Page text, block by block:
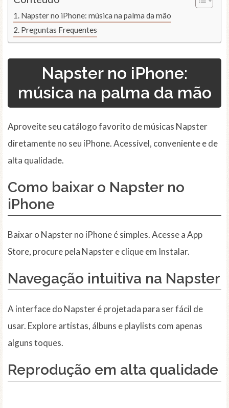
Napster no iPhone: música na palma da mão
Preguntas Frequentes
Napster no iPhone:
música na palma da mão
Aproveite seu catálogo favorito de músicas Napster
diretamente no seu iPhone. Acessível, conveniente e de
alta qualidade.
Como baixar o Napster no
iPhone
Baixar o Napster no iPhone é simples. Acesse a App
Store, procure pela Napster e clique em Instalar.
Navegação intuitiva na Napster
A interface do Napster é projetada para ser fácil de
usar. Explore artistas, álbuns e playlists com apenas
alguns toques.
Reprodução em alta qualidade